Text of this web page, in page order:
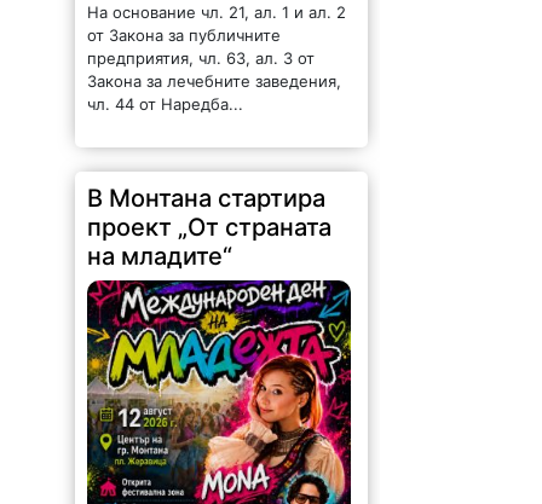
На основание чл. 21, ал. 1 и ал. 2
от Закона за публичните
предприятия, чл. 63, ал. 3 от
Закона за лечебните заведения,
чл. 44 от Наредба...
В Монтана стартира
проект „От страната
на младите“